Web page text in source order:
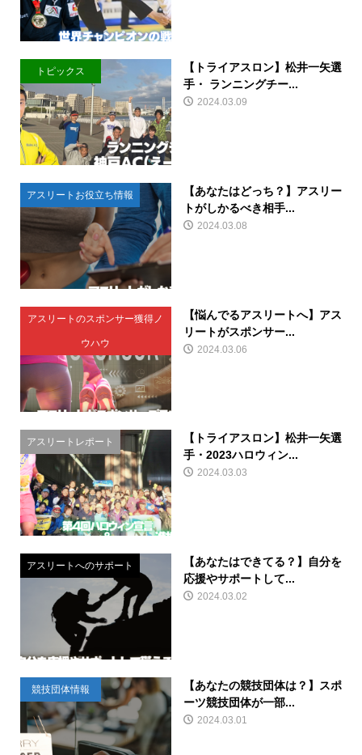
トピックス
【トライアスロン】松井一矢選
手・ ランニングチー...
2024.03.09
アスリートお役立ち情報
【あなたはどっち？】アスリー
トがしかるべき相手...
2024.03.08
アスリートのスポンサー獲得ノ
ウハウ
【悩んでるアスリートへ】アス
リートがスポンサー...
2024.03.06
アスリートレポート
【トライアスロン】松井一矢選
手・2023ハロウィン...
2024.03.03
アスリートへのサポート
【あなたはできてる？】自分を
応援やサポートして...
2024.03.02
競技団体情報
【あなたの競技団体は？】スポ
ーツ競技団体が一部...
2024.03.01